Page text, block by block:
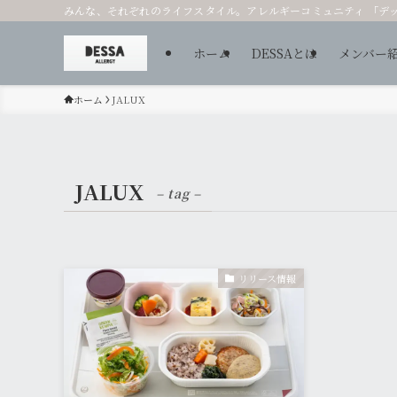
みんな、それぞれのライフスタイル。アレルギーコミュニティ 「デッ
ホーム DESSAとは メンバー
ホーム JALUX
JALUX – tag –
リリース情報